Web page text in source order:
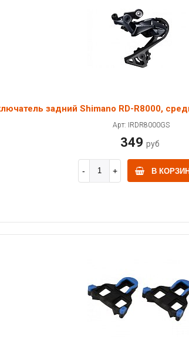
задний Shimano RD-R8000,
Арт: IRDR8000GS
349 руб
В